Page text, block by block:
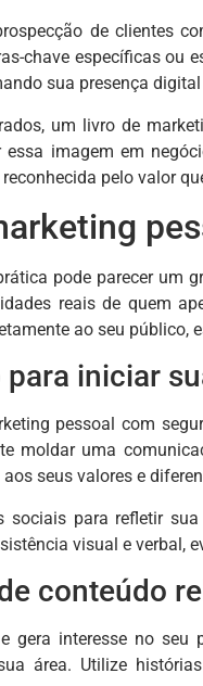
de clientes
chave específicas ou
sua presença
um livro de
imagem em
pelo valor
pode parecer um
reais de quem
ao seu público,
para iniciar
pessoal com
moldar uma
seus valores e
sociais para refletir
visual e verbal,
conteúdo
gera interesse no
área. Utilize